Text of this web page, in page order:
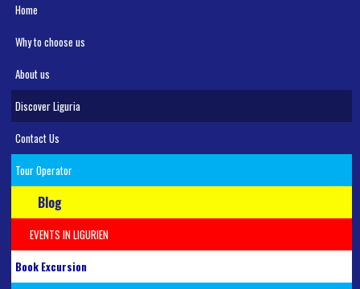
Home
Why to choose us
About us
Discover Liguria
Contact Us
Tour Operator
Blog
EVENTS IN LIGURIEN
Book Excursion